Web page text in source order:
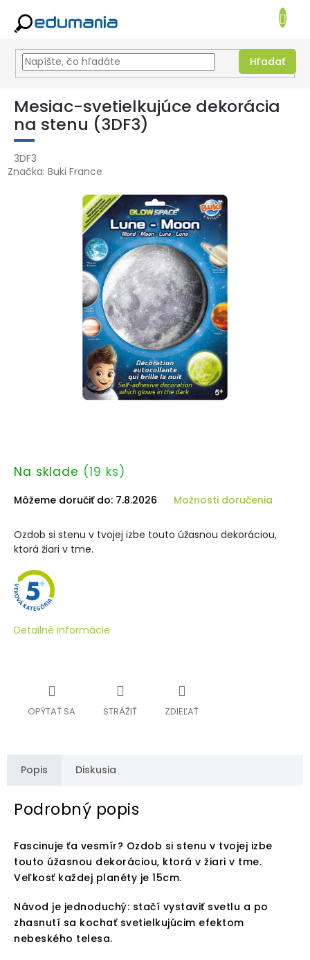
Prejsť
obsah
Hľadať
KOŠÍK
Mesiac-svetielkujúce dekorácia
na stenu (3DF3)
3DF3
Značka: Buki France
Na sklade (19 ks)
Môžeme doručiť do: 7.8.2026 Možnosti doručenia
Ozdob si stenu v tvojej izbe touto úžasnou dekoráciou,
ktorá žiari v tme.
Detailné informácie
OPÝTAŤ SA STRÁŽIŤ ZDIEĽAŤ
Popis Diskusia
Podrobný popis
Fascinuje ťa vesmír? Ozdob si stenu v tvojej izbe
touto úžasnou dekoráciou, ktorá v žiari v tme.
Veľkosť každej planéty je 15cm.
Návod je jednoduchý: stačí vystaviť svetlu a po
zhasnutí sa kochať svetielkujúcim efektom
nebeského telesa.